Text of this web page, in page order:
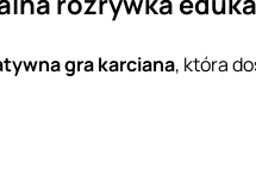
gra karciana, która